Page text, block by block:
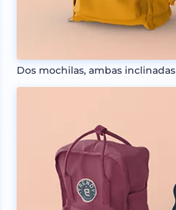
Dos mochilas, ambas inclinadas